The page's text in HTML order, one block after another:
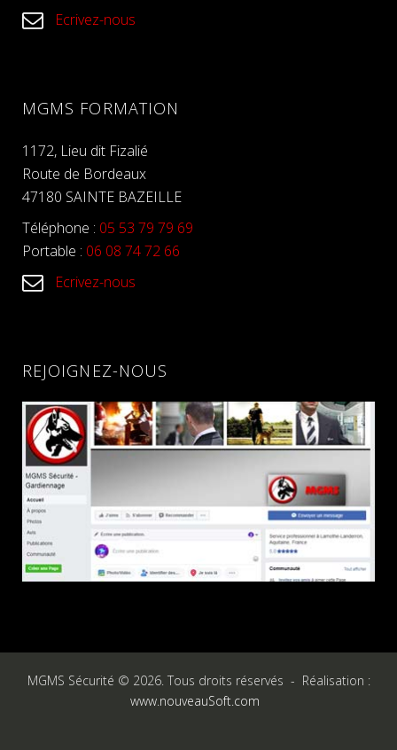
Ecrivez-nous
MGMS FORMATION
1172, Lieu dit Fizalié
Route de Bordeaux
47180 SAINTE BAZEILLE
Téléphone : 05 53 79 79 69
Portable : 06 08 74 72 66
Ecrivez-nous
REJOIGNEZ-NOUS
MGMS Sécurité © 2026. Tous droits réservés - Réalisation :
www.nouveauSoft.com